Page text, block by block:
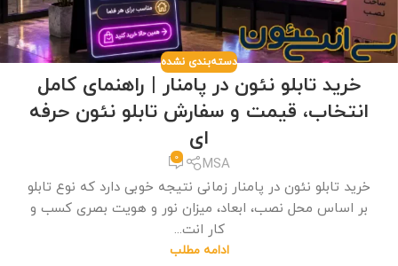
دسته‌بندی نشده
خرید تابلو نئون در پامنار | راهنمای کامل
انتخاب، قیمت و سفارش تابلو نئون حرفه
ای
MSA
0
خرید تابلو نئون در پامنار زمانی نتیجه خوبی دارد که نوع تابلو
بر اساس محل نصب، ابعاد، میزان نور و هویت بصری کسب و
کار انت...
ادامه مطلب